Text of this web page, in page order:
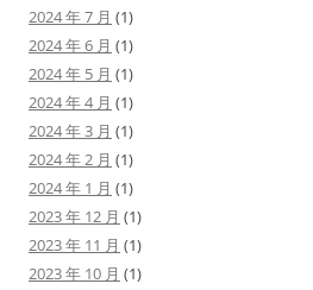
2024 年 7 月 (1)
2024 年 6 月 (1)
2024 年 5 月 (1)
2024 年 4 月 (1)
2024 年 3 月 (1)
2024 年 2 月 (1)
2024 年 1 月 (1)
2023 年 12 月 (1)
2023 年 11 月 (1)
2023 年 10 月 (1)